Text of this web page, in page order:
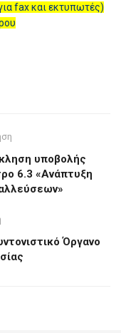
fax και εκτυπωτές)
υποβολής
6.3 «Ανάπτυξη
Όργανο